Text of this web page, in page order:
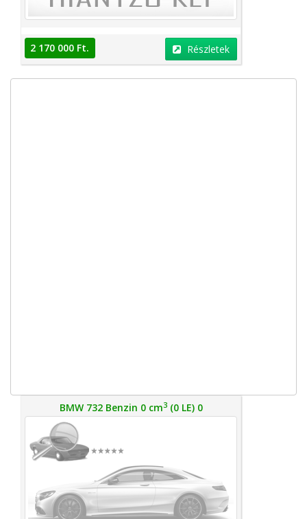
2 170 000 Ft. Részletek
BMW 732 Benzin 0 cm3(0 LE) 0